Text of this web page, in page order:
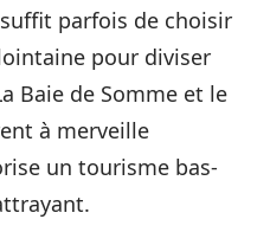
parfois de choisir
pour diviser
Baie de Somme et le
à merveille
un tourisme bas-